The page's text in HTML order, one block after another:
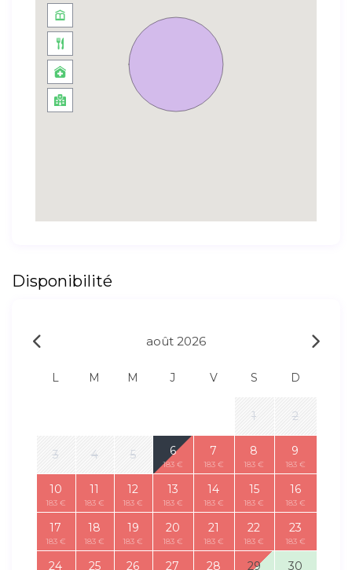
Disponibilité
août 2026
L M M J V S D
1 2
3 4 5 6
183 €
7
183 €
8
183 €
9
183 €
10
183 €
11
183 €
12
183 €
13
183 €
14
183 €
15
183 €
16
183 €
17
183 €
18
183 €
19
183 €
20
183 €
21
183 €
22
183 €
23
183 €
24 25 26 27 28 29 30